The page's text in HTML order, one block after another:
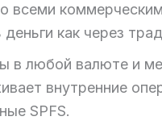
всеми
деньги как через
в любой валюте и
внутренние
SPFS.